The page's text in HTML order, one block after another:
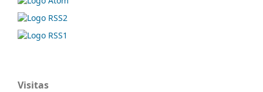
Visitas